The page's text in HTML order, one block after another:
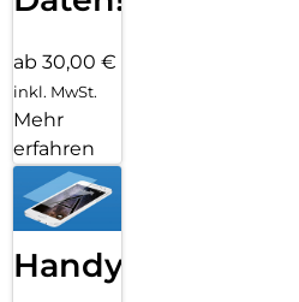
ab 30,00 €
inkl. MwSt.
Mehr
erfahren
Handy